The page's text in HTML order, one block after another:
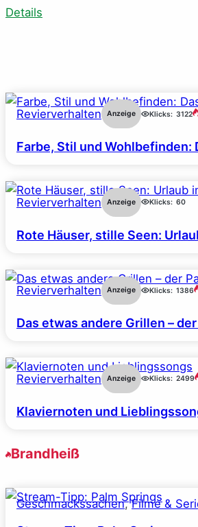
Details
Revierverhalten Anzeige Klicks: 3122
Farbe, Stil und Wohlbefinden:
Revierverhalten Anzeige Klicks: 60
Rote Häuser, stille Seen:
Revierverhalten Anzeige Klicks: 1386
Das etwas andere Grillen –
Revierverhalten Anzeige Klicks: 2499
Klaviernoten und
Brandheiß
Geschmackssachen, Filme &